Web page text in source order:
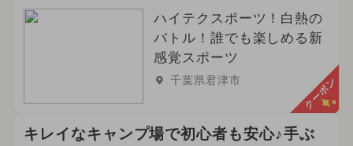
ハイテクスポーツ！白熱の
バトル！誰でも楽しめる新
感覚スポーツ
千葉県君津市 クーポン
キレイなキャンプ場で初心者も安心♪手ぶ